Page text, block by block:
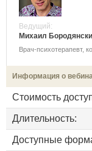
Ведущий:
Михаил
Врач-психотерапевт,
Информация о
Стоимость
Длительность:
Доступные